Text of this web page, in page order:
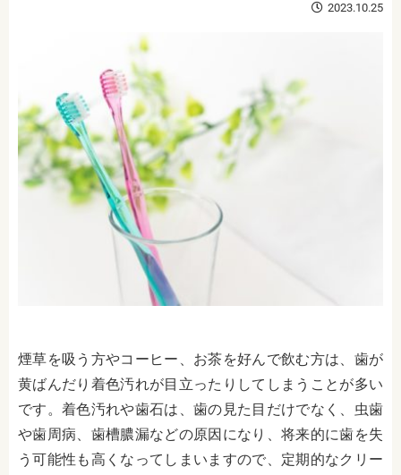
2023.10.25
煙草を吸う方やコーヒー、お茶を好んで飲む方は、歯が
黄ばんだり着色汚れが目立ったりしてしまうことが多い
です。着色汚れや歯石は、歯の見た目だけでなく、虫歯
や歯周病、歯槽膿漏などの原因になり、将来的に歯を失
う可能性も高くなってしまいますので、定期的なクリー